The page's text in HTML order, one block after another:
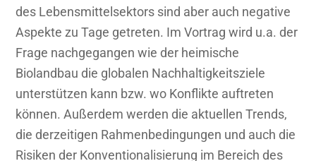
des Lebensmittelsektors sind aber auch negative
Aspekte zu Tage getreten. Im Vortrag wird u.a. der
Frage nachgegangen wie der heimische
Biolandbau die globalen Nachhaltigkeitsziele
unterstützen kann bzw. wo Konflikte auftreten
können. Außerdem werden die aktuellen Trends,
die derzeitigen Rahmenbedingungen und auch die
Risiken der Konventionalisierung im Bereich des